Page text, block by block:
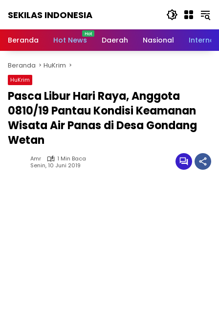
SEKILAS INDONESIA
Terkini,
Latest
World,
Headlines,
News
Today
Beranda Hot News Daerah Nasional
Beranda HuKrim
HuKrim
Pasca Libur Hari Raya, Anggota
0810/19 Pantau Kondisi Keamanan
Wisata Air Panas di Desa Gondang
Wetan
Amr
1 Min Baca
Senin, 10 Juni 2019